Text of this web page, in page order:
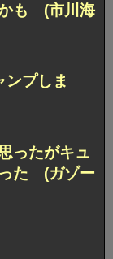
かも (市川海
ンプしま
ったがキュ
った (ガゾー